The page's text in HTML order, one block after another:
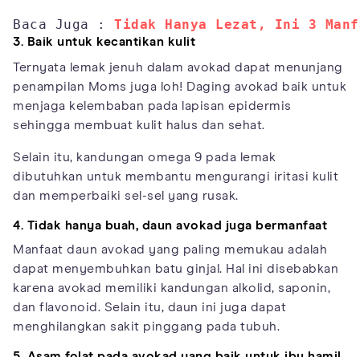
Baca Juga : Tidak Hanya Lezat, Ini 3
3. Baik untuk kecantikan kulit
Ternyata lemak jenuh dalam avokad dapat menunjang
penampilan Moms juga loh! Daging avokad baik untuk
menjaga kelembaban pada lapisan epidermis
sehingga membuat kulit halus dan sehat.
Selain itu, kandungan omega 9 pada lemak
dibutuhkan untuk membantu mengurangi iritasi kulit
dan memperbaiki sel-sel yang rusak.
4. Tidak hanya buah, daun avokad juga bermanfaat
Manfaat daun avokad yang paling memukau adalah
dapat menyembuhkan batu ginjal. Hal ini disebabkan
karena avokad memiliki kandungan alkolid, saponin,
dan flavonoid. Selain itu, daun ini juga dapat
menghilangkan sakit pinggang pada tubuh.